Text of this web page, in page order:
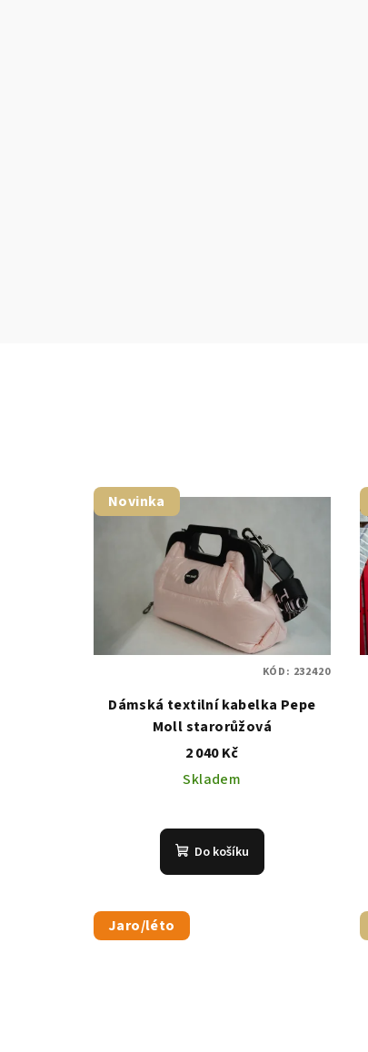
Novinka
Dámská textilní kabelka Pepe
Moll starorůžová
2 040 Kč
Skladem
Do košíku
KÓD: 232420
Jaro/léto